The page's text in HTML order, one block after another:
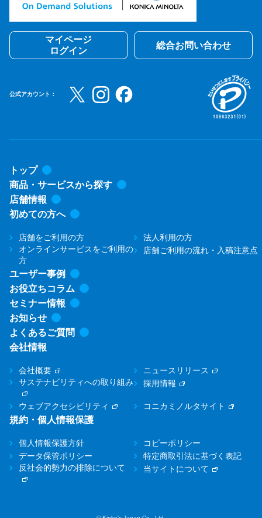
マイページ
ログイン
総合お問い合わせ
公式アカウント：
トップ
商品・サービスから探す
店舗情報
初めての方へ
店舗をご利用の方
法人利用の方
オンラインサービスをご利用の
方
店舗ご利用の流れ・入稿注意点
ユーザー事例
お役立ちコラム
セミナー情報
お知らせ
よくあるご質問
会社情報
会社概要
ニュースリリース
サステナビリティへの取り組み
採用情報
ウェブアクセシビリティ コニカミノルタサイト
規約・個人情報保護
個人情報保護方針
コピーポリシー
データ保管ポリシー
特定商取引法に基づく表記
反社会的勢力の排除について
当サイトについて